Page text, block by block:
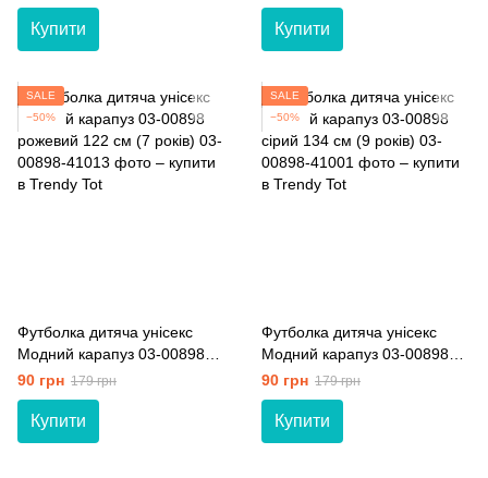
Купити Купити
SALE
−50%
Футболка дитяча унісекс
Модний карапуз 03-00898
рожевий 122 см (7 років)
90 грн 179 грн
Купити
SALE
−50%
Футболка дитяча унісекс
Модний карапуз 03-00898
сірий 134 см (9 років)
90 грн 179 грн
Купити